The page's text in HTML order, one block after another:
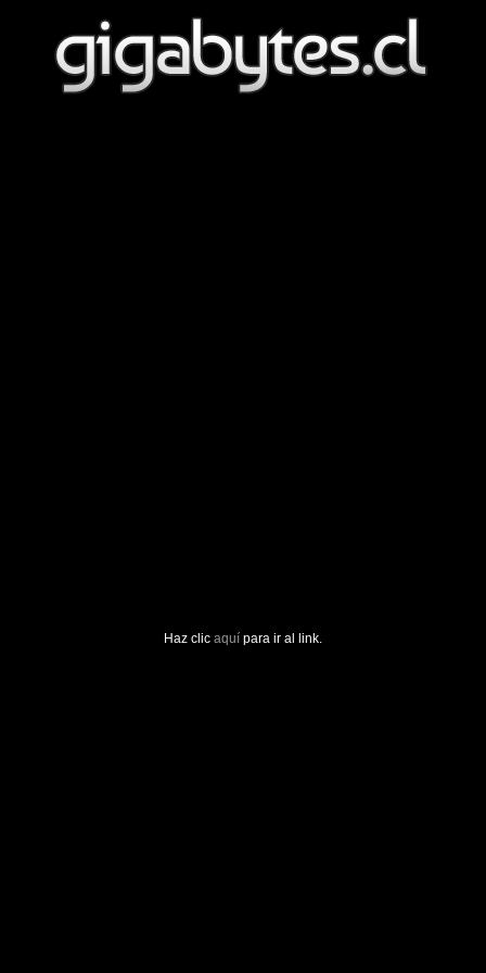
Haz clic aquí para ir al link.